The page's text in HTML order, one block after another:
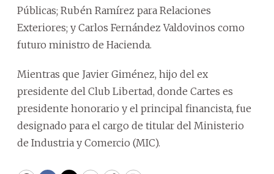
Públicas; Rubén Ramírez para Relaciones
Exteriores; y Carlos Fernández Valdovinos como
futuro ministro de Hacienda.
Mientras que Javier Giménez, hijo del ex
presidente del Club Libertad, donde Cartes es
presidente honorario y el principal financista, fue
designado para el cargo de titular del Ministerio
de Industria y Comercio (MIC).